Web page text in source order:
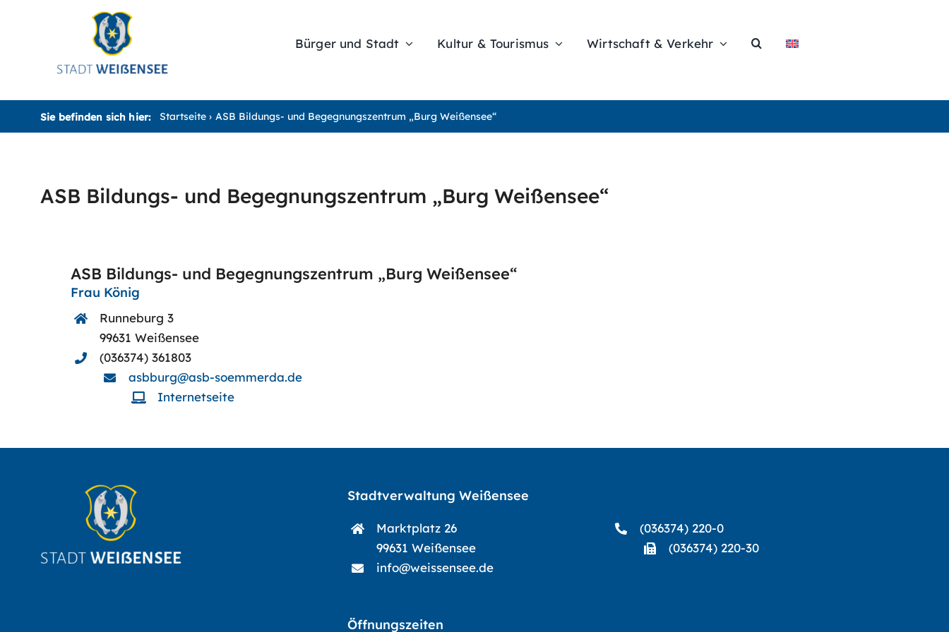
Bürger und Stadt Kultur & Tourismus Wirtschaft & Verkehr
Sie befinden sich hier: Startseite ASB Bildungs- und Begegnungszentrum „Burg Weißensee“
ASB Bildungs- und Begegnungszentrum „Burg Weißensee“
ASB Bildungs- und Begegnungszentrum „Burg Weißensee“
Frau König
Runneburg 3
99631 Weißensee
(036374) 361803
asbburg@asb-soemmerda.de
Internetseite
Stadtverwaltung Weißensee
Marktplatz 26
99631 Weißensee
info@weissensee.de
(036374) 220-0
(036374) 220-30
Öffnungszeiten